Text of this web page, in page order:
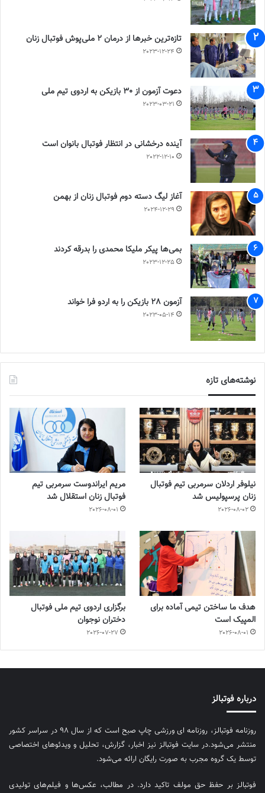
تازه‌ترین خبرها از درمان ۲ ملی‌پوش فوتبال زنان
2023-12-24
دعوت آزمون از 30 بازیکن به اردوی تیم ملی
2023-03-21
آینده درخشانی در انتظار فوتبال بانوان است
2022-12-10
آغاز لیگ دسته دوم فوتبال زنان از بهمن
2024-12-29
بمی‌ها پیکر ملیکا محمدی را بدرقه کردند
2023-12-25
آزمون 28 بازیکن را به اردو فرا خواند
2023-05-14
نوشته‌های تازه
نیلوفر اردلان سرمربی تیم فوتبال
زنان پرسپولیس شد
2026-08-02
مریم ایراندوست سرمربی تیم
فوتبال زنان استقلال شد
2026-08-01
هدف ما ساختن تیمی آماده برای
المپیک است
2026-08-01
برگزاری اردوی تیم ملی فوتبال
دختران نوجوان
2026-07-27
درباره فوتبالز
روزنامه فوتبالز، روزنامه ای ورزشی چاپ صبح است که از سال ۹۸ در سراسر کشور
منتشر می‌شود.در سایت فوتبالز نیز اخبار، گزارش، تحلیل و ویدئوهای اختصاصی
توسط یک گروه مجرب به صورت رایگان ارائه می‌شود.
فوتبالز بر حفظ حق مولف تاکید دارد. در مطالب، عکس‌ها و فیلم‌های تولیدی